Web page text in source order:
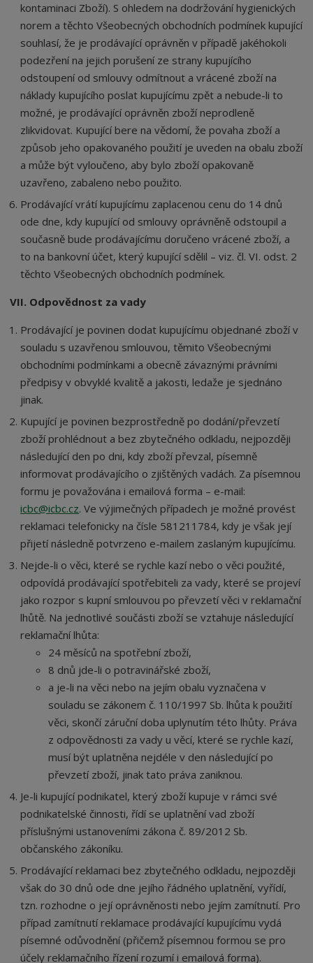
kontaminaci Zboží). S ohledem na dodržování hygienických
norem a těchto Všeobecných obchodních podmínek kupující
souhlasí, že je prodávající oprávněn v případě jakéhokoli
podezření na jejich porušení ze strany kupujícího
odstoupení od smlouvy odmítnout a vrácené zboží na
náklady kupujícího poslat kupujícímu zpět a nebude-li to
možné, je prodávající oprávněn zboží neprodleně
zlikvidovat. Kupující bere na vědomí, že povaha zboží a
způsob jeho opakovaného použití je uveden na obalu zboží
a může být vyloučeno, aby bylo zboží opakovaně
uzavřeno, zabaleno nebo použito.
Prodávající vrátí kupujícímu zaplacenou cenu do 14 dnů
ode dne, kdy kupující od smlouvy oprávněně odstoupil a
současně bude prodávajícímu doručeno vrácené zboží, a
to na bankovní účet, který kupující sdělil – viz. čl. VI. odst. 2
těchto Všeobecných obchodních podmínek.
VII. Odpovědnost za vady
Prodávající je povinen dodat kupujícímu objednané zboží v
souladu s uzavřenou smlouvou, těmito Všeobecnými
obchodními podmínkami a obecně závaznými právními
předpisy v obvyklé kvalitě a jakosti, ledaže je sjednáno
jinak.
Kupující je povinen bezprostředně po dodání/převzetí
zboží prohlédnout a bez zbytečného odkladu, nejpozději
následující den po dni, kdy zboží převzal, písemně
informovat prodávajícího o zjištěných vadách. Za písemnou
formu je považována i emailová forma – e-mail:
icbc@icbc.cz. Ve výjimečných případech je možné provést
reklamaci telefonicky na čísle 581211784, kdy je však její
přijetí následně potvrzeno e-mailem zaslaným kupujícímu.
Nejde-li o věci, které se rychle kazí nebo o věci použité,
odpovídá prodávající spotřebiteli za vady, které se projeví
jako rozpor s kupní smlouvou po převzetí věci v reklamační
lhůtě. Na jednotlivé součásti zboží se vztahuje následující
reklamační lhůta:
24 měsíců na spotřební zboží,
8 dnů jde-li o potravinářské zboží,
a je-li na věci nebo na jejím obalu vyznačena v
souladu se zákonem č. 110/1997 Sb. lhůta k použití
věci, skončí záruční doba uplynutím této lhůty. Práva
z odpovědnosti za vady u věcí, které se rychle kazí,
musí být uplatněna nejdéle v den následující po
převzetí zboží, jinak tato práva zaniknou.
Je-li kupující podnikatel, který zboží kupuje v rámci své
podnikatelské činnosti, řídí se uplatnění vad zboží
příslušnými ustanoveními zákona č. 89/2012 Sb.
občanského zákoníku.
Prodávající reklamaci bez zbytečného odkladu, nejpozději
však do 30 dnů ode dne jejího řádného uplatnění, vyřídí,
tzn. rozhodne o její oprávněnosti nebo jejím zamítnutí. Pro
případ zamítnutí reklamace prodávající kupujícímu vydá
písemné odůvodnění (přičemž písemnou formou se pro
účely reklamačního řízení rozumí i emailová forma).